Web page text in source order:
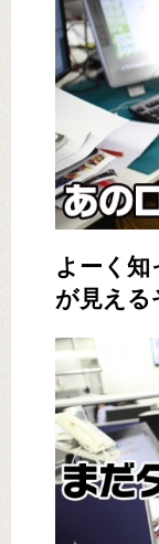
よーく知
が見え